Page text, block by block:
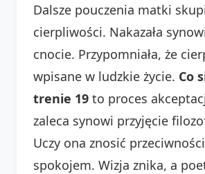
Dalsze pouczenia matki
cierpliwości. Nakazała
cnocie. Przypomniała, że
wpisane w ludzkie życie. Co
trenie 19 to proces
zaleca synowi przyjęcie
Uczy ona znosić
spokojem. Wizja znika, a